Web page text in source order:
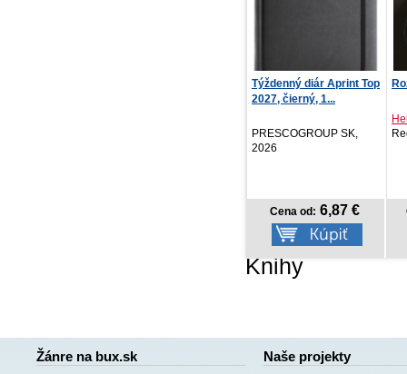
Rozuzlení
Red, 2026
Cena od:14,06 €
Knihy
Žánre na bux.sk Naše projekty